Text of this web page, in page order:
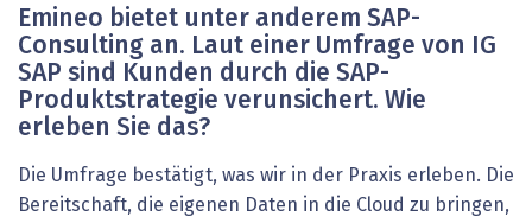
Emineo bietet unter anderem SAP-
Consulting an. Laut einer ­Umfrage von IG
SAP sind Kunden durch die SAP-
Produktstrategie verunsichert. Wie
erleben Sie das?
Die Umfrage bestätigt, was wir in der Praxis erleben. Die
Bereitschaft, die eigenen Daten in die Cloud zu bringen,